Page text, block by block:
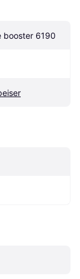
booster 6190